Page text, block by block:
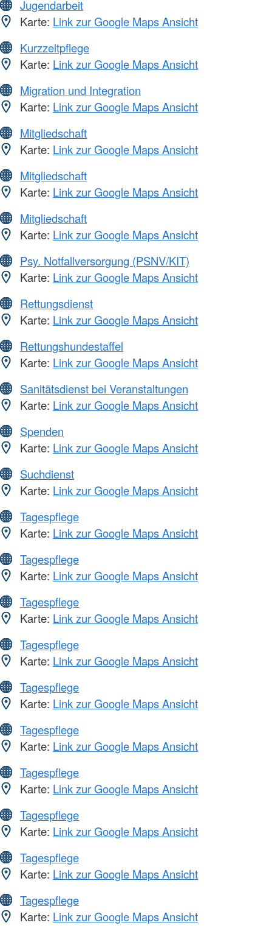
Jugendarbeit
Karte: Link zur Google Maps Ansicht
Kurzzeitpflege
Karte: Link zur Google Maps Ansicht
Migration und Integration
Karte: Link zur Google Maps Ansicht
Mitgliedschaft
Karte: Link zur Google Maps Ansicht
Mitgliedschaft
Karte: Link zur Google Maps Ansicht
Mitgliedschaft
Karte: Link zur Google Maps Ansicht
Psy. Notfallversorgung (PSNV/KIT)
Karte: Link zur Google Maps Ansicht
Rettungsdienst
Karte: Link zur Google Maps Ansicht
Rettungshundestaffel
Karte: Link zur Google Maps Ansicht
Sanitätsdienst bei Veranstaltungen
Karte: Link zur Google Maps Ansicht
Spenden
Karte: Link zur Google Maps Ansicht
Suchdienst
Karte: Link zur Google Maps Ansicht
Tagespflege
Karte: Link zur Google Maps Ansicht
Tagespflege
Karte: Link zur Google Maps Ansicht
Tagespflege
Karte: Link zur Google Maps Ansicht
Tagespflege
Karte: Link zur Google Maps Ansicht
Tagespflege
Karte: Link zur Google Maps Ansicht
Tagespflege
Karte: Link zur Google Maps Ansicht
Tagespflege
Karte: Link zur Google Maps Ansicht
Tagespflege
Karte: Link zur Google Maps Ansicht
Tagespflege
Karte: Link zur Google Maps Ansicht
Tagespflege
Karte: Link zur Google Maps Ansicht